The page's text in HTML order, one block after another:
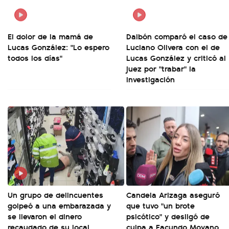
El dolor de la mamá de
Lucas González: "Lo espero
todos los días"
Dalbón comparó el caso de
Luciano Olivera con el de
Lucas González y criticó al
juez por "trabar" la
investigación
Un grupo de delincuentes
golpeó a una embarazada y
se llevaron el dinero
Candela Arizaga aseguró
que tuvo "un brote
psicótico" y desligó de